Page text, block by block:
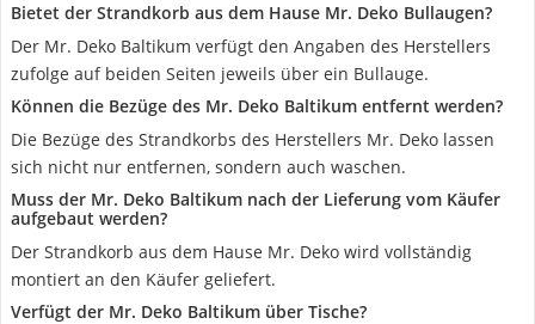
Bietet der Strandkorb aus dem Hause Mr. Deko Bullaugen?
Der Mr. Deko Baltikum verfügt den Angaben des Herstellers
zufolge auf beiden Seiten jeweils über ein Bullauge.
Können die Bezüge des Mr. Deko Baltikum entfernt werden?
Die Bezüge des Strandkorbs des Herstellers Mr. Deko lassen
sich nicht nur entfernen, sondern auch waschen.
Muss der Mr. Deko Baltikum nach der Lieferung vom Käufer
aufgebaut werden?
Der Strandkorb aus dem Hause Mr. Deko wird vollständig
montiert an den Käufer geliefert.
Verfügt der Mr. Deko Baltikum über Tische?